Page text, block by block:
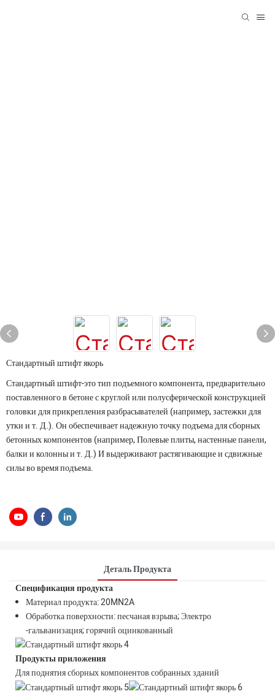
Стандартный штифт якорь
Стандартный штифт-это тип подъемного компонента, предварительно
поставленного в бетоне с круглой или полусферической конструкцией
головки для прикрепления разбрасывателей (например, застежки для
утки и т. Д.). Он обеспечивает надежную точку подъема для сборных
бетонных компонентов (например, Полевые плиты, настенные панели,
балки и колонны и т. Д.) И выдерживают растягивающие и сдвижные
силы во время подъема.
Деталь Продукта
Спецификация продукта
Материал продукта: 20MN2A
Обработка поверхности: песчаная взрыва; Электро
-гальванизация; горячий оцинкованный
Продукты приложения
Для поднятия сборных компонентов собранных зданий